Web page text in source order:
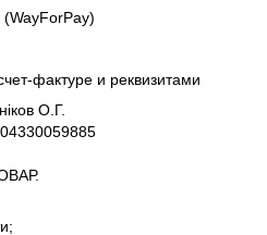
фактуре и реквизитами
О.Г.